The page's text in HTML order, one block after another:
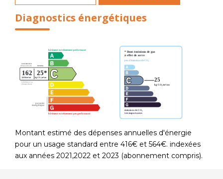
Diagnostics énergétiques
Montant estimé des dépenses annuelles d'énergie
pour un usage standard entre 416€ et 564€. indexées
aux années 2021,2022 et 2023 (abonnement compris).